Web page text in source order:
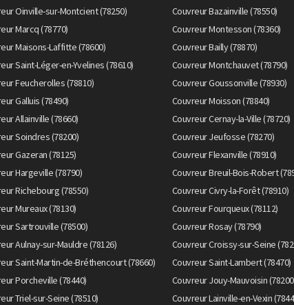
Oinville-sur-Montcient (78250) Couvreur Bazainville (78550)
Marcq (78770) Couvreur Montesson (78360)
Maisons-Laffitte (78600) Couvreur Bailly (78870)
Saint-Léger-en-Yvelines (78610) Couvreur Montchauvet (78790)
Feucherolles (78810) Couvreur Goussonville (78930)
Galluis (78490) Couvreur Moisson (78840)
Allainville (78660) Couvreur Cernay-la-Ville (78720)
Soindres (78200) Couvreur Jeufosse (78270)
Gazeran (78125) Couvreur Flexanville (78910)
Hargeville (78790) Couvreur Breuil-Bois-Robert
Richebourg (78550) Couvreur Civry-la-Forêt (78910)
Mureaux (78130) Couvreur Fourqueux (78112)
Sartrouville (78500) Couvreur Rosay (78790)
Aulnay-sur-Mauldre (78126) Couvreur Croissy-sur-Seine
Saint-Martin-de-Bréthencourt (78660) Couvreur Saint-Lambert (78470)
Porcheville (78440) Couvreur Jouy-Mauvoisin
Triel-sur-Seine (78510) Couvreur Lainville-en-Vexin